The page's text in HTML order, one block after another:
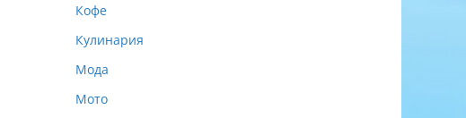
Кофе
Кулинария
Мода
Мото